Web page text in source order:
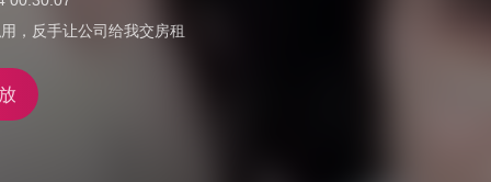
，反手让公司给我交房租